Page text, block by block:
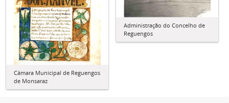
Câmara Municipal de Reguengos
de Monsaraz
Administração do Concelho de
Reguengos